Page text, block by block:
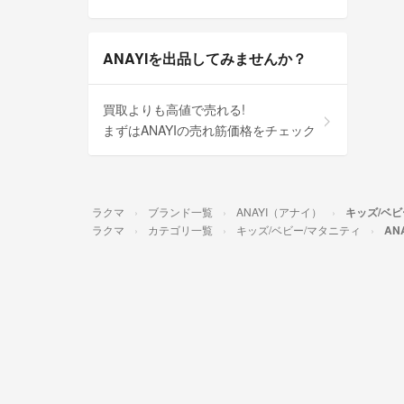
ANAYIを出品してみませんか？
買取よりも高値で売れる!
まずはANAYIの売れ筋価格をチェック
ラクマ ブランド一覧 ANAYI（アナイ） キッズ/ベ
ラクマ カテゴリ一覧 キッズ/ベビー/マタニティ